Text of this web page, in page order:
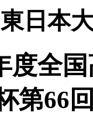
東日本
度全
第66